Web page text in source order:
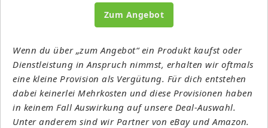
Zum Angebot
Wenn du über „zum Angebot“ ein Produkt kaufst oder
Dienstleistung in Anspruch nimmst, erhalten wir oftmals
eine kleine Provision als Vergütung. Für dich entstehen
dabei keinerlei Mehrkosten und diese Provisionen haben
in keinem Fall Auswirkung auf unsere Deal-Auswahl.
Unter anderem sind wir Partner von eBay und Amazon.